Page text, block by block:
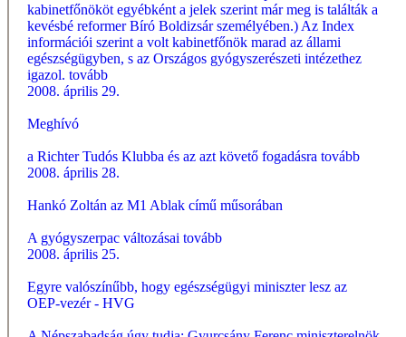
kabinetfőnököt egyébként a jelek szerint már meg is találták a
kevésbé reformer Bíró Boldizsár személyében.) Az Index
információi szerint a volt kabinetfőnök marad az állami
egészségügyben, s az Országos gyógyszerészeti intézethez
igazol. tovább
2008. április 29.
Meghívó
a Richter Tudós Klubba és az azt követő fogadásra tovább
2008. április 28.
Hankó Zoltán az M1 Ablak című műsorában
A gyógyszerpac változásai tovább
2008. április 25.
Egyre valószínűbb, hogy egészségügyi miniszter lesz az
OEP-vezér - HVG